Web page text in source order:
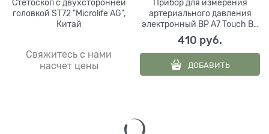
Стетоскоп с двухсторонней
головкой ST72 "Microlife AG",
Китай
Свяжитесь с нами
насчет цены
Прибор для измерения
артериального давления
электронный BP A7 Touch BT
Microlife AG, Китай
410 руб.
ДОБАВИТЬ